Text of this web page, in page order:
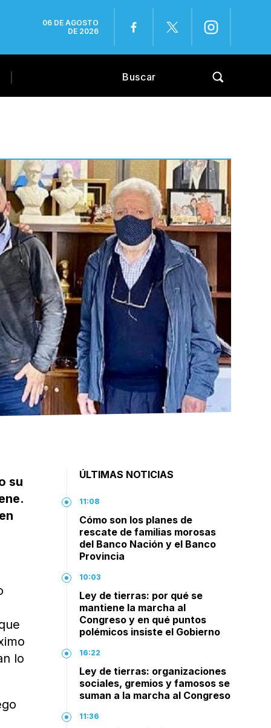
06 DE AGOSTO
DE 2026
su
lo
ÚLTIMAS NOTICIAS
11:08
Cómo son los planes de
rescate de familias morosas
del Banco Nación y el Banco
Provincia
10:03
Ley de tierras: por qué se
mantiene la marcha al
Congreso y en qué puntos
polémicos insiste el Gobierno
16:22
Ley de tierras: organizaciones
sociales, gremios y famosos se
suman a la marcha al Congreso
11:36